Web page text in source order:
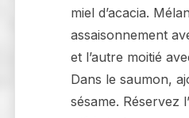
miel d’acacia.
assaisonnement
et l’autre moitié
Dans le saumon,
sésame. Réservez